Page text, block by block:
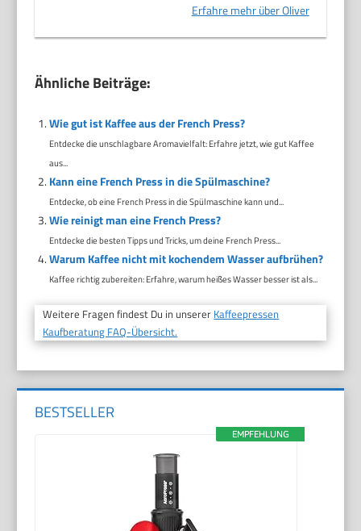
Erfahre mehr über Oliver
Ähnliche Beiträge:
Wie gut ist Kaffee aus der French Press?
Entdecke die unschlagbare Aromavielfalt: Erfahre jetzt, wie gut Kaffee
aus...
Kann eine French Press in die Spülmaschine?
Entdecke, ob eine French Press in die Spülmaschine kann und...
Wie reinigt man eine French Press?
Entdecke die besten Tipps und Tricks, um deine French Press...
Warum Kaffee nicht mit kochendem Wasser aufbrühen?
Kaffee richtig zubereiten: Erfahre, warum heißes Wasser besser ist als...
Weitere Fragen findest Du in unserer Kaffeepressen
Kaufberatung FAQ-Übersicht.
BESTSELLER
EMPFEHLUNG